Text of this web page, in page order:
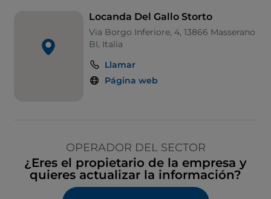
Locanda Del Gallo Storto
Via Borgo Inferiore, 4, 13866 Masserano
BI, Italia
Llamar
Página web
OPERADOR DEL SECTOR
¿Eres el propietario de la empresa y
quieres actualizar la información?